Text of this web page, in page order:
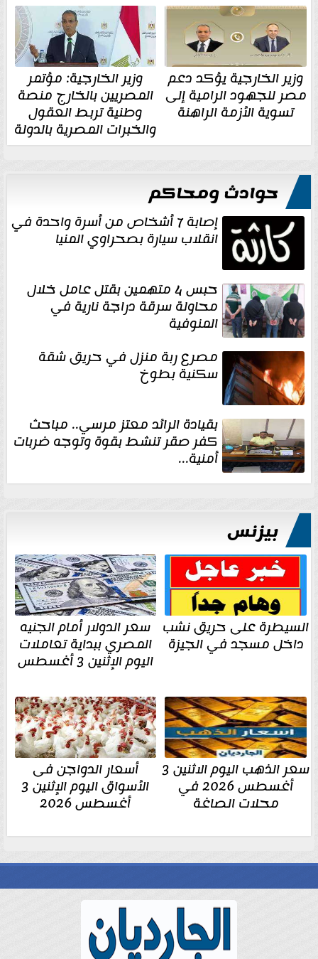
وزير الخارجية يؤكد دعم
مصر للجهود الرامية إلى
تسوية الأزمة الراهنة
وزير الخارجية: مؤتمر
المصريين بالخارج منصة
وطنية تربط العقول
والخبرات المصرية بالدولة
حوادث ومحاكم
إصابة 7 أشخاص من أسرة واحدة في
انقلاب سيارة بصحراوي المنيا
حبس 4 متهمين بقتل عامل خلال
محاولة سرقة دراجة نارية في
المنوفية
مصرع ربة منزل في حريق شقة
سكنية بطوخ
بقيادة الرائد معتز مرسي.. مباحث
كفر صقر تنشط بقوة وتوجه ضربات
أمنية...
بيزنس
السيطرة على حريق نشب
داخل مسجد في الجيزة
سعر الدولار أمام الجنيه
المصري ببداية تعاملات
اليوم الإثنين 3 أغسطس
سعر الذهب اليوم الاثنين 3
أغسطس 2026 في
محلات الصاغة
أسعار الدواجن فى
الأسواق اليوم الإثنين 3
أغسطس 2026